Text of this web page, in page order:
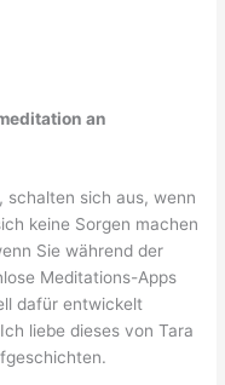
an
schalten sich aus, wenn
keine Sorgen machen
Sie während der
Meditations-Apps
dafür entwickelt
liebe dieses von Tara